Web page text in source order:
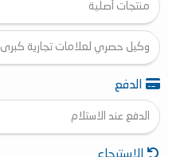
منتجات أصلية
وكيل حصري لعلامات تجارية كبرى
الدفع
الدفع عند الاستلام
الاسترجاع